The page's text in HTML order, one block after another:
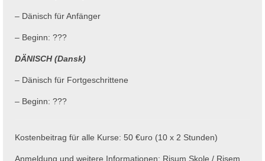
– Dänisch für Anfänger
– Beginn: ???
DÄNISCH (Dansk)
– Dänisch für Fortgeschrittene
– Beginn: ???
Kostenbeitrag für alle Kurse: 50 €uro (10 x 2 Stunden)
Anmeldung und weitere Informationen: Risum Skole / Risem